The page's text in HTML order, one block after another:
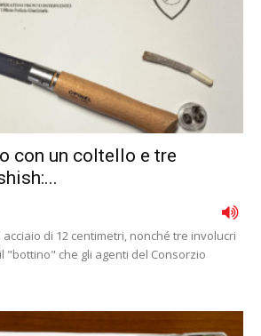
con un coltello e tre
di 12 centimetri, nonché tre involucri
"bottino" che gli agenti del Consorzio